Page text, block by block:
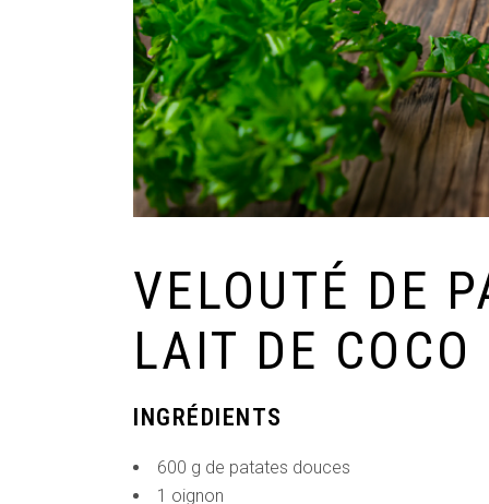
VELOUTÉ DE
LAIT DE COCO
INGRÉDIENTS
600 g de patates douces
1 oignon